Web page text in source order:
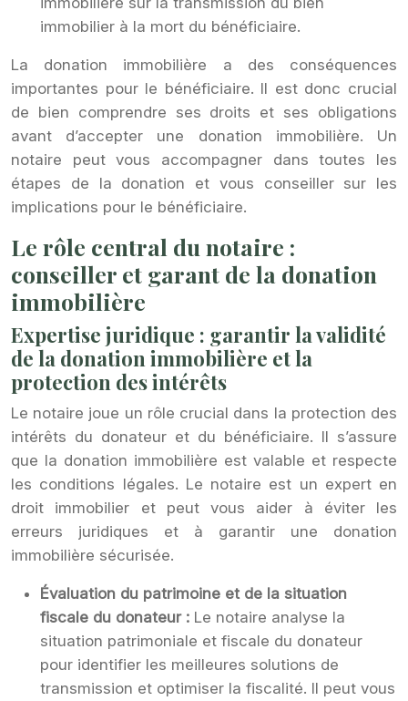
immobilier à la mort du bénéficiaire.
La donation immobilière a des conséquences
importantes pour le bénéficiaire. Il est donc crucial
de bien comprendre ses droits et ses obligations
avant d’accepter une donation immobilière. Un
notaire peut vous accompagner dans toutes les
étapes de la donation et vous conseiller sur les
implications pour le bénéficiaire.
Le rôle central du notaire :
conseiller et garant de la donation
immobilière
Expertise juridique : garantir la validité
de la donation immobilière et la
protection des intérêts
Le notaire joue un rôle crucial dans la protection des
intérêts du donateur et du bénéficiaire. Il s’assure
que la donation immobilière est valable et respecte
les conditions légales. Le notaire est un expert en
droit immobilier et peut vous aider à éviter les
erreurs juridiques et à garantir une donation
immobilière sécurisée.
Évaluation du patrimoine et de la situation
fiscale du donateur : Le notaire analyse la
situation patrimoniale et fiscale du donateur
pour identifier les meilleures solutions de
transmission et optimiser la fiscalité. Il peut vous